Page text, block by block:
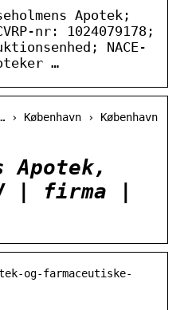
Apotek;
nr: 1024079178;
NACE-
…
København › København
Apotek,
| firma |
og-farmaceutiske-